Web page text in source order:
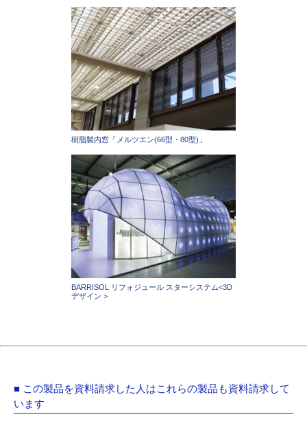
樹脂製内窓「メルツエン(66型・80型)」
BARRISOL リフォジュール スターシステム<3D
デザイン >
■ この製品を資料請求した人はこれらの製品も資料請求して
います